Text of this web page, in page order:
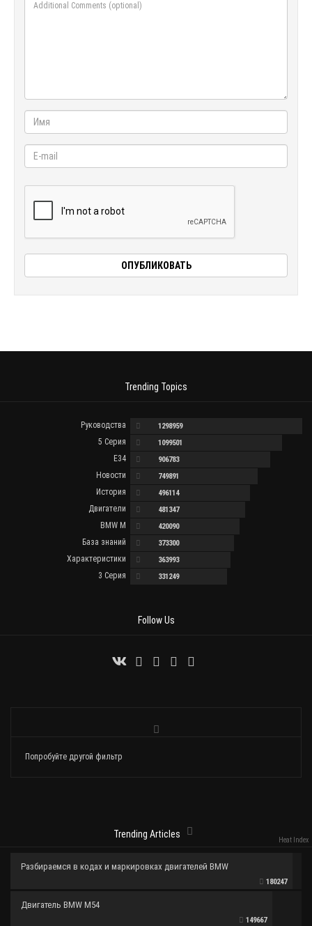
Trending Topics
Руководства 1298959
5 Серия 1099501
E34 906783
Новости 749891
История 496114
Двигатели 481347
BMW M 420090
База знаний 373300
Характеристики 363993
3 Серия 331249
Follow Us
Попробуйте другой фильтр
Trending Articles
Heat Index
Разбираемся в кодах и маркировках двигателей BMW
180247
Двигатель BMW M54
149667